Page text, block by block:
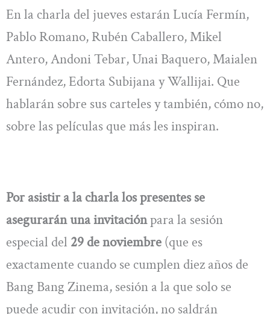
En la charla del jueves estarán Lucía Fermín,
Pablo Romano, Rubén Caballero, Mikel
Antero, Andoni Tebar, Unai Baquero, Maialen
Fernández, Edorta Subijana y Wallijai. Que
hablarán sobre sus carteles y también, cómo no,
sobre las películas que más les inspiran.
Por asistir a la charla los presentes se
asegurarán una invitaciónpara la sesión
especial del 29 de noviembre (que es
exactamente cuando se cumplen diez años de
Bang Bang Zinema, sesión a la que solo se
puede acudir con invitación, no saldrán